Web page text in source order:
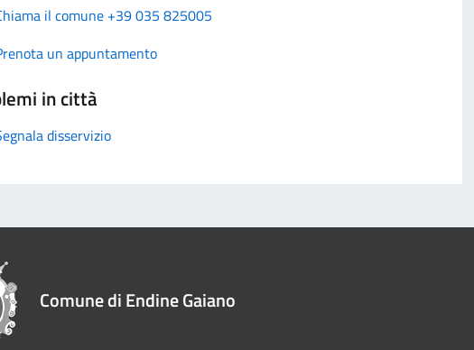
il comune +39 035 825005
un appuntamento
in città
disservizio
Comune di Endine Gaiano